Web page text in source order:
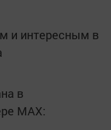
и интересным в
в
MАХ: